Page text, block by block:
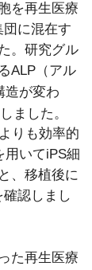
を再生医療
に混在す
。研究グル
ALP（アル
造が変わ
ました。
りも効率的
用いてiPS細
、移植後に
認しまし
た再生医療